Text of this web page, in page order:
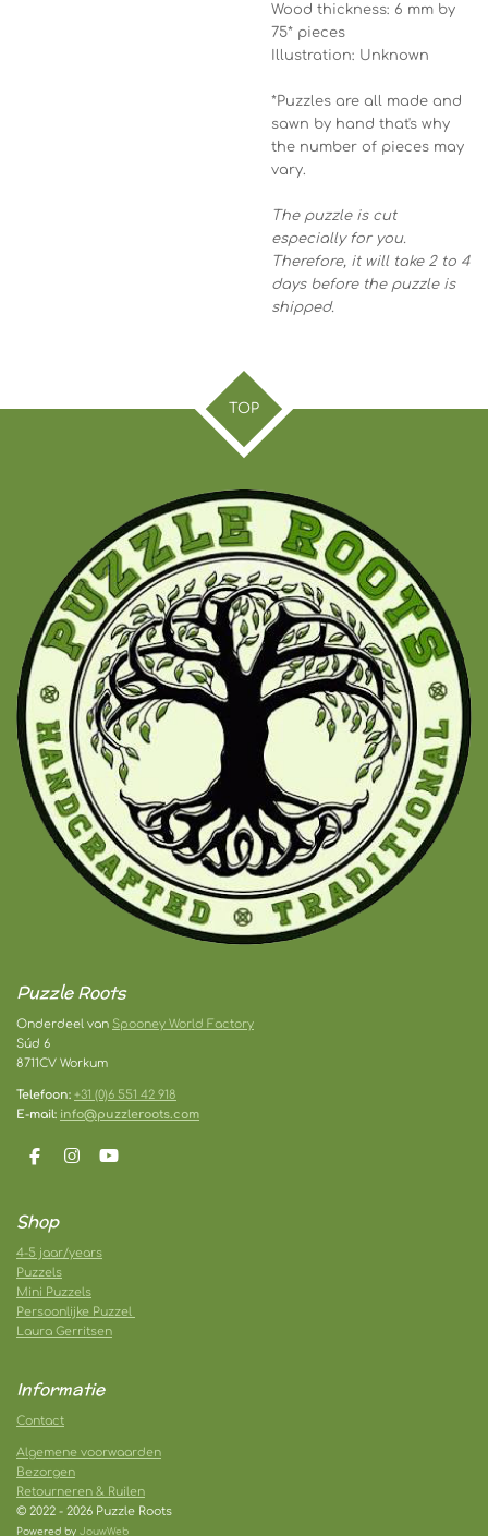
Wood thickness: 6 mm by
75* pieces
Illustration: Unknown
*Puzzles are all made and
sawn by hand that's why
the number of pieces may
vary.
The puzzle is cut
especially for you.
Therefore, it will take 2 to 4
days before the puzzle is
shipped.
TOP
Puzzle Roots
Onderdeel van Spooney World Factory
Súd 6
8711CV Workum
Telefoon: +31 (0)6 551 42 918
E-mail: info@puzzleroots.com
F
b
o
k
I
r
m
Y
Shop
4-5 jaar/years
Puzzels
Mini Puzzels
Persoonlijke Puzzel
Laura Gerritsen
Informatie
Contact
Algemene voorwaarden
Bezorgen
Retourneren & Ruilen
© 2022 - 2026 Puzzle Roots
Powered by JouwWeb